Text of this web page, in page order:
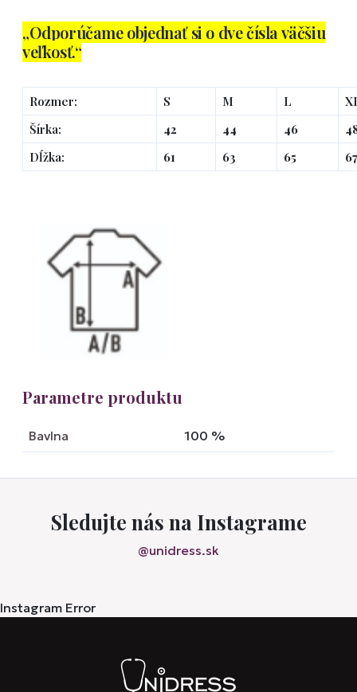
„Odporúčame objednať si o dve čísla väčšiu
veľkosť.“
Rozmer: S M L
Šírka:
42 44 46
Dĺžka:
61 63 65 67
Parametre produktu
Bavlna 100 %
Sledujte nás na Instagrame
@unidress.sk
Instagram Error